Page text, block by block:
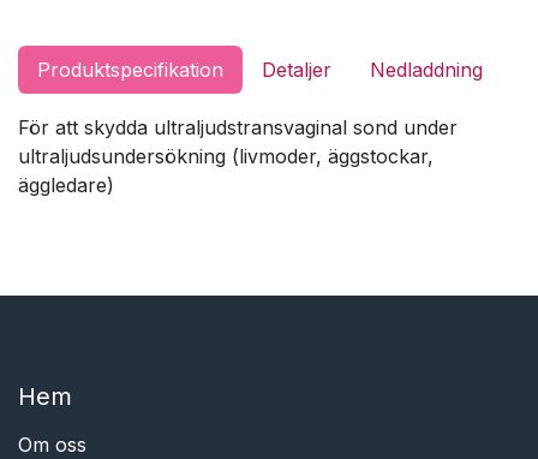
Produktspecifikation Detaljer Nedladdning
För att skydda ultraljudstransvaginal sond under
ultraljudsundersökning (livmoder, äggstockar,
äggledare)
Hem​​
Om oss